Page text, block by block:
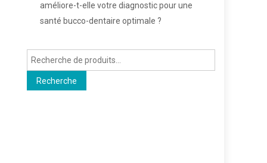
améliore-t-elle votre diagnostic pour une
santé bucco-dentaire optimale ?
Recherche
pour :
Recherche